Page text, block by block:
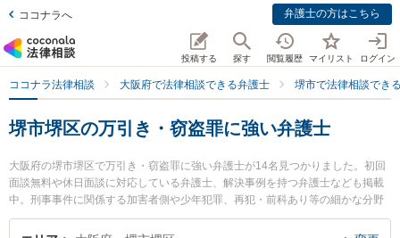
ココナラへ 弁護士の方はこちら
投稿する 探す 閲覧履歴 マイリスト ログイン
ココナラ法律相談 大阪府で法律相談できる弁護士 堺市で法律相談でき
堺市堺区の万引き・窃盗罪に強い弁護士
大阪府の堺市堺区で万引き・窃盗罪に強い弁護士が14名見つかりました。初回
面談無料や休日面談に対応している弁護士、解決事例を持つ弁護士なども掲載
中。刑事事件に関係する加害者側や少年犯罪、再犯・前科あり等の細かな分野
での絞り込み検索もでき便利です。特に弁護士法人法律事務所ロイヤーズ・ハ
イ 堺オフィスの豊田 夕雪弁護士や東京スタートアップ法律事務所 堺支店の大